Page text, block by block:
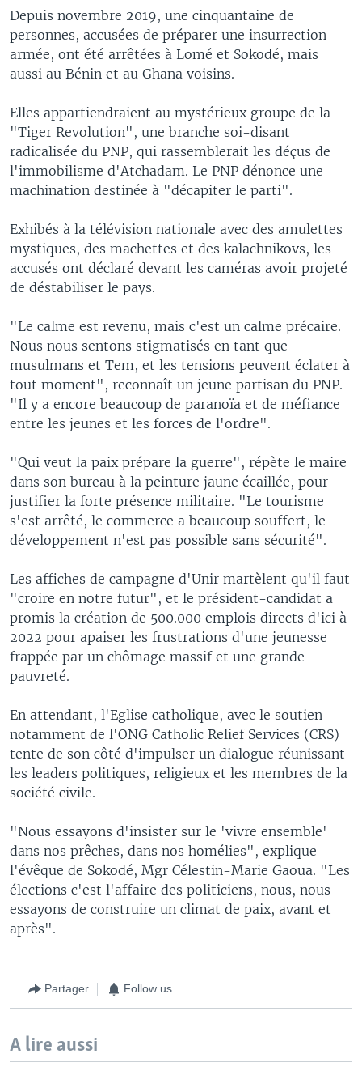
Depuis novembre 2019, une cinquantaine de
personnes, accusées de préparer une insurrection
armée, ont été arrêtées à Lomé et Sokodé, mais
aussi au Bénin et au Ghana voisins.
Elles appartiendraient au mystérieux groupe de la
"Tiger Revolution", une branche soi-disant
radicalisée du PNP, qui rassemblerait les déçus de
l'immobilisme d'Atchadam. Le PNP dénonce une
machination destinée à "décapiter le parti".
Exhibés à la télévision nationale avec des amulettes
mystiques, des machettes et des kalachnikovs, les
accusés ont déclaré devant les caméras avoir projeté
de déstabiliser le pays.
"Le calme est revenu, mais c'est un calme précaire.
Nous nous sentons stigmatisés en tant que
musulmans et Tem, et les tensions peuvent éclater à
tout moment", reconnaît un jeune partisan du PNP.
"Il y a encore beaucoup de paranoïa et de méfiance
entre les jeunes et les forces de l'ordre".
"Qui veut la paix prépare la guerre", répète le maire
dans son bureau à la peinture jaune écaillée, pour
justifier la forte présence militaire. "Le tourisme
s'est arrêté, le commerce a beaucoup souffert, le
développement n'est pas possible sans sécurité".
Les affiches de campagne d'Unir martèlent qu'il faut
"croire en notre futur", et le président-candidat a
promis la création de 500.000 emplois directs d'ici à
2022 pour apaiser les frustrations d'une jeunesse
frappée par un chômage massif et une grande
pauvreté.
En attendant, l'Eglise catholique, avec le soutien
notamment de l'ONG Catholic Relief Services (CRS)
tente de son côté d'impulser un dialogue réunissant
les leaders politiques, religieux et les membres de la
société civile.
"Nous essayons d'insister sur le 'vivre ensemble'
dans nos prêches, dans nos homélies", explique
l'évêque de Sokodé, Mgr Célestin-Marie Gaoua. "Les
élections c'est l'affaire des politiciens, nous, nous
essayons de construire un climat de paix, avant et
après".
Partager Follow us
A lire aussi